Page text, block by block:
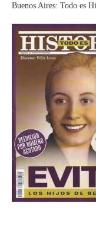
Buenos Aires: Todo es